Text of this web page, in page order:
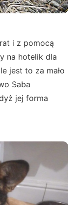
i z pomocą
na hotelik dla
jest to za mało
Saba
jej forma